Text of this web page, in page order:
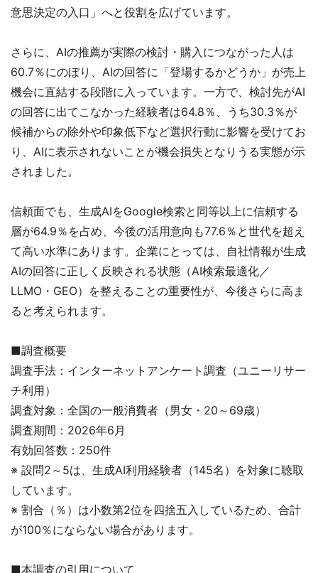
意思決定の入口」へと役割を広げています。
さらに、AIの推薦が実際の検討・購入につながった人は
60.7％にのぼり、AIの回答に「登場するかどうか」が売上
機会に直結する段階に入っています。一方で、検討先がAI
の回答に出てこなかった経験者は64.8％、うち30.3％が
候補からの除外や印象低下など選択行動に影響を受けてお
り、AIに表示されないことが機会損失となりうる実態が示
されました。
信頼面でも、生成AIをGoogle検索と同等以上に信頼する
層が64.9％を占め、今後の活用意向も77.6％と世代を超え
て高い水準にあります。企業にとっては、自社情報が生成
AIの回答に正しく反映される状態（AI検索最適化／
LLMO・GEO）を整えることの重要性が、今後さらに高ま
ると考えられます。
■調査概要
調査手法：インターネットアンケート調査（ユニーリサー
チ利用）
調査対象：全国の一般消費者（男女・20～69歳）
調査期間：2026年6月
有効回答数：250件
※ 設問2～5は、生成AI利用経験者（145名）を対象に聴取
しています。
※ 割合（％）は小数第2位を四捨五入しているため、合計
が100％にならない場合があります。
■本調査の引用について